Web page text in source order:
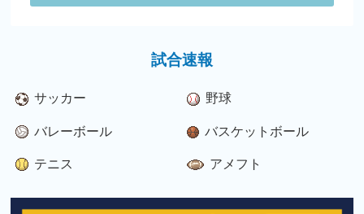
試合速報
サッカー 野球
バレーボール バスケットボール
テニス アメフト